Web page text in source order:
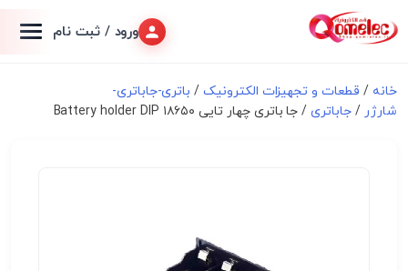
ورود / ثبت نام
خانه / قطعات و تجهیزات الکترونیک/ باتری-جاباتری-
شارژر /جاباتری/ جا باتری چهار تایی ۱۸۶۵۰ Battery holder DIP